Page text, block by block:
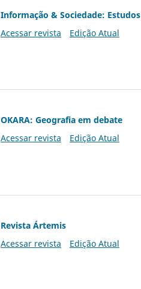
Informação & Sociedade: Estudos
Acessar revista
Edição Atual
OKARA: Geografia em debate
Acessar revista
Edição Atual
Revista Ártemis
Acessar revista
Edição Atual